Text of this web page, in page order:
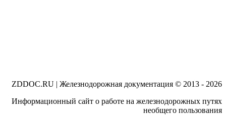
ZDDOC.RU | Железнодорожная документация © 2013 - 2026
Информационный сайт о работе на железнодорожных путях
необщего пользования